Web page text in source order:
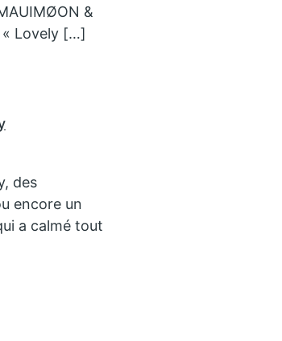
&
« Lovely […]
des
encore un
a calmé tout